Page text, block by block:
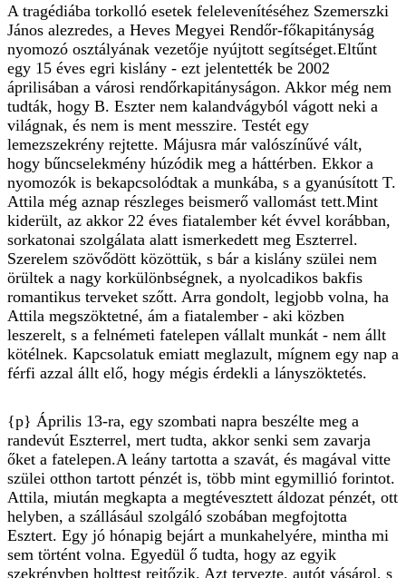
A tragédiába torkolló esetek felelevenítéséhez Szemerszki
János alezredes, a Heves Megyei Rendőr-főkapitányság
nyomozó osztályának vezetője nyújtott segítséget.Eltűnt
egy 15 éves egri kislány - ezt jelentették be 2002
áprilisában a városi rendőrkapitányságon. Akkor még nem
tudták, hogy B. Eszter nem kalandvágyból vágott neki a
világnak, és nem is ment messzire. Testét egy
lemezszekrény rejtette. Májusra már valószínűvé vált,
hogy bűncselekmény húzódik meg a háttérben. Ekkor a
nyomozók is bekapcsolódtak a munkába, s a gyanúsított T.
Attila még aznap részleges beismerő vallomást tett.Mint
kiderült, az akkor 22 éves fiatalember két évvel korábban,
sorkatonai szolgálata alatt ismerkedett meg Eszterrel.
Szerelem szövődött közöttük, s bár a kislány szülei nem
örültek a nagy korkülönbségnek, a nyolcadikos bakfis
romantikus terveket szőtt. Arra gondolt, legjobb volna, ha
Attila megszöktetné, ám a fiatalember - aki közben
leszerelt, s a felnémeti fatelepen vállalt munkát - nem állt
kötélnek. Kapcsolatuk emiatt meglazult, mígnem egy nap a
férfi azzal állt elő, hogy mégis érdekli a lányszöktetés.
{p} Április 13-ra, egy szombati napra beszélte meg a
randevút Eszterrel, mert tudta, akkor senki sem zavarja
őket a fatelepen.A leány tartotta a szavát, és magával vitte
szülei otthon tartott pénzét is, több mint egymillió forintot.
Attila, miután megkapta a megtévesztett áldozat pénzét, ott
helyben, a szállásául szolgáló szobában megfojtotta
Esztert. Egy jó hónapig bejárt a munkahelyére, mintha mi
sem történt volna. Egyedül ő tudta, hogy az egyik
szekrényben holttest rejtőzik. Azt tervezte, autót vásárol, s